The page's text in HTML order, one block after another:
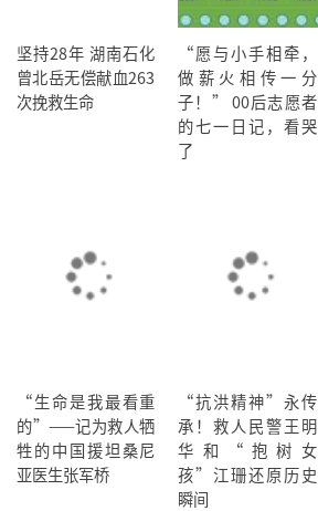
坚持28年 湖南石化
曾北岳无偿献血263
次挽救生命
“愿与小手相牵，
做薪火相传一分
子！” 00后志愿者
的七一日记，看哭
了
“生命是我最看重
的”——记为救人牺
牲的中国援坦桑尼
亚医生张军桥
“抗洪精神”永传
承！救人民警王明
华和“抱树女
孩”江珊还原历史
瞬间